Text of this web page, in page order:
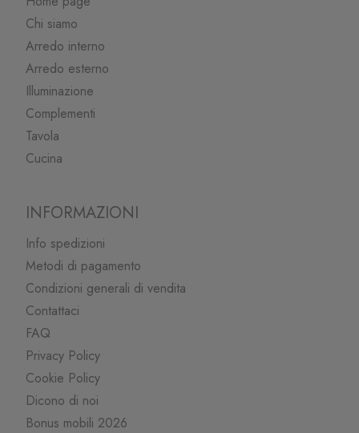
Chi siamo
Arredo interno
Arredo esterno
Illuminazione
Complementi
Tavola
Cucina
INFORMAZIONI
Info spedizioni
Metodi di pagamento
Condizioni generali di vendita
Contattaci
FAQ
Privacy Policy
Cookie Policy
Dicono di noi
Bonus mobili 2026